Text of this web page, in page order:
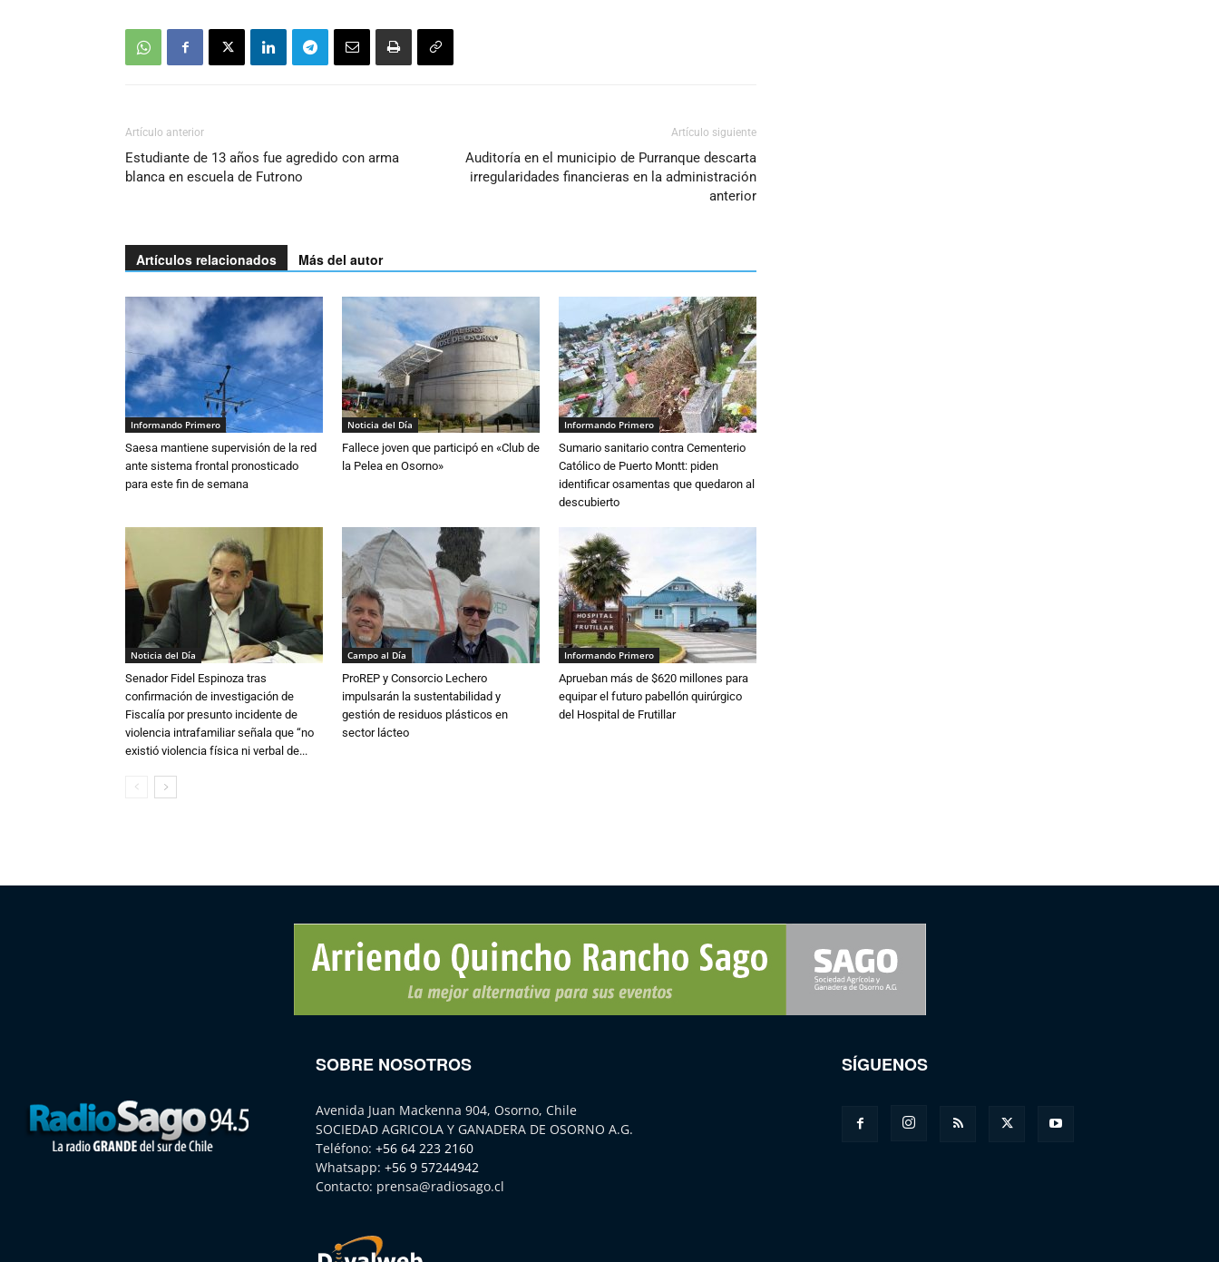
Artículo anterior
Estudiante de 13 años fue agredido con arma
blanca en escuela de Futrono
Artículo siguiente
Auditoría en el municipio de Purranque descarta
irregularidades financieras en la administración
anterior
Artículos relacionados Más del autor
Informando Primero
Saesa mantiene supervisión de la red
ante sistema frontal pronosticado
para este fin de semana
Noticia del Día
Fallece joven que participó en «Club de
la Pelea en Osorno»
Informando Primero
Sumario sanitario contra Cementerio
Católico de Puerto Montt: piden
identificar osamentas que quedaron al
descubierto
Noticia del Día
Senador Fidel Espinoza tras
confirmación de investigación de
Fiscalía por presunto incidente de
violencia intrafamiliar señala que “no
existió violencia física ni verbal de...
Campo al Día
ProREP y Consorcio Lechero
impulsarán la sustentabilidad y
gestión de residuos plásticos en
sector lácteo
Informando Primero
Aprueban más de $620 millones para
equipar el futuro pabellón quirúrgico
del Hospital de Frutillar
SOBRE NOSOTROS
Avenida Juan Mackenna 904, Osorno, Chile
SOCIEDAD AGRICOLA Y GANADERA DE OSORNO A.G.
Teléfono: +56 64 223 2160
Whatsapp: +56 9 57244942
Contacto: prensa@radiosago.cl
SÍGUENOS